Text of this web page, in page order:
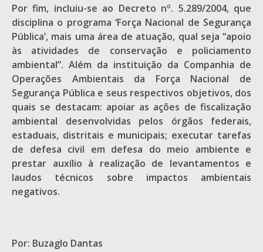
Por fim, incluiu-se ao Decreto nº. 5.289/2004, que
disciplina o programa ‘Força Nacional de Segurança
Pública’, mais uma área de atuação, qual seja “apoio
às atividades de conservação e policiamento
ambiental”. Além da instituição da Companhia de
Operações Ambientais da Força Nacional de
Segurança Pública e seus respectivos objetivos, dos
quais se destacam: apoiar as ações de fiscalização
ambiental desenvolvidas pelos órgãos federais,
estaduais, distritais e municipais; executar tarefas
de defesa civil em defesa do meio ambiente e
prestar auxílio à realização de levantamentos e
laudos técnicos sobre impactos ambientais
negativos.
Por: Buzaglo Dantas